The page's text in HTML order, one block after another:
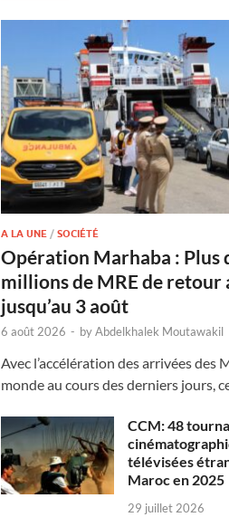
A LA UNE /SOCIÉTÉ
Opération Marhaba : Plus
millions de MRE de retour
jusqu’au 3 août
6 août 2026 - byAbdelkhalek Moutawakil
Avec l’accélération des arrivées des
monde au cours des derniers jours,
CCM: 48
télévisées
Maroc en 2025
29 juillet 2026